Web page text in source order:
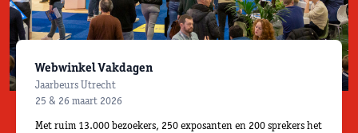
Webwinkel Vakdagen
Jaarbeurs Utrecht
25 & 26 maart 2026
Met ruim 13.000 bezoekers, 250 exposanten en 200 sprekers het